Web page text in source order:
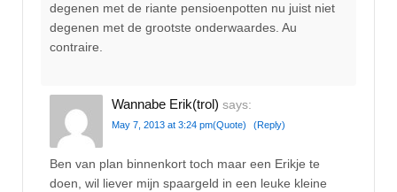
degenen met de riante pensioenpotten nu juist niet
degenen met de grootste onderwaardes. Au
contraire.
Wannabe Erik(trol) says:
May 7, 2013 at 3:24 pm(Quote) (Reply)
Ben van plan binnenkort toch maar een Erikje te
doen, wil liever mijn spaargeld in een leuke kleine